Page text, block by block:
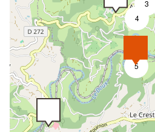
Waschküche
Besitzer in der Nähe
Parkplatz
Kostenlose Parkplätze
Haustiere akzeptiert
Tiere gegen Aufpreis
3
4
5